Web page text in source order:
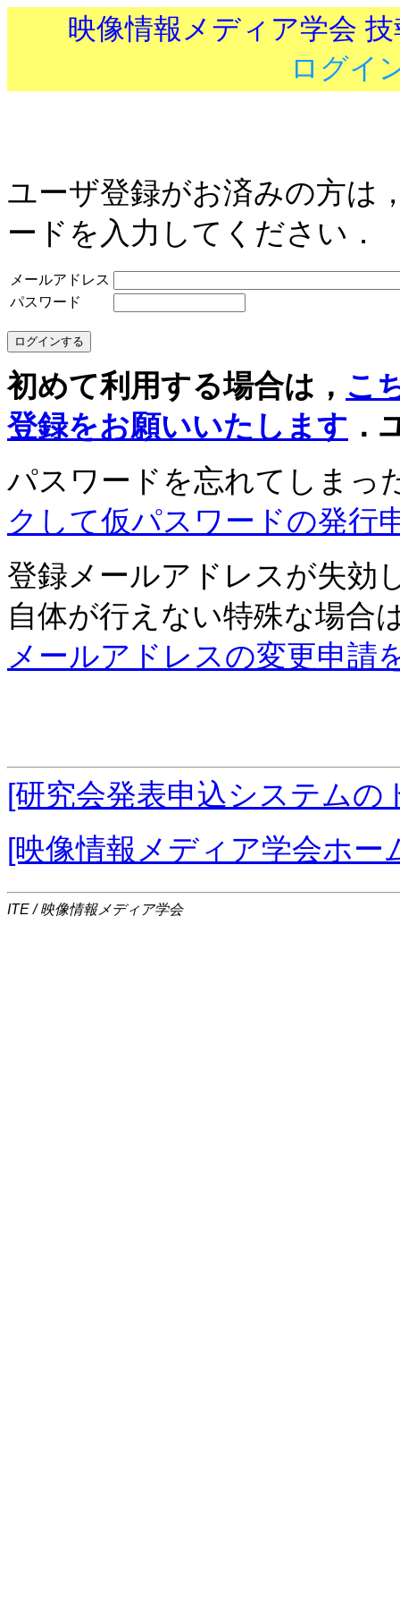
映像情報メディア学会
ログイ
ユーザ登録がお済みの方は
ードを入力してください．
メールアドレス
パスワード
初めて利用する場合は， こ
登録をお願いいたします ．
パスワードを忘れてしまっ
クして仮パスワードの発行
登録メールアドレスが失効
自体が行えない特殊な場合
メールアドレスの変更申請
[研究会発表申込システム
[映像情報メディア学会ホー
ITE / 映像情報メディア学会